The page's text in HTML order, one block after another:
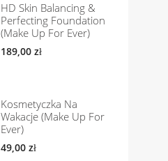
HD Skin Balancing &
Perfecting Foundation
(Make Up For Ever)
189,00 zł
Kosmetyczka Na
Wakacje (Make Up For
Ever)
49,00 zł